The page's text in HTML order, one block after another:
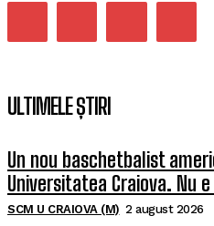
ULTIMELE ȘTIRI
Un nou baschetbalist
Universitatea Craiova. Nu
SCM U CRAIOVA (M) 2 august 2026